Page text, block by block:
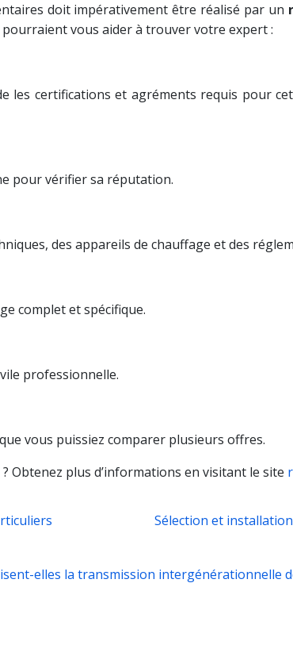
doit impérativement être réalisé par un
vous aider à trouver votre expert :
les certifications et agréments requis pour
pour vérifier sa réputation.
des appareils de chauffage et des
complet et spécifique.
professionnelle.
vous puissiez comparer plusieurs offres.
? Obtenez plus d’informations en visitant le site
Sélection et
elles la transmission intergénérationnelle